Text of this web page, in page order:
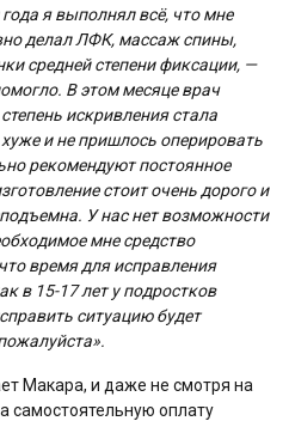
я выполнял всё, что мне
делал ЛФК, массаж спины,
средней степени фиксации, —
В этом месяце врач
искривления стала
и не пришлось оперировать
рекомендуют постоянное
стоит очень дорого и
У нас нет возможности
мне средство
время для исправления
в 15-17 лет у подростков
ситуацию будет
Макара, и даже не смотря на
самостоятельную оплату